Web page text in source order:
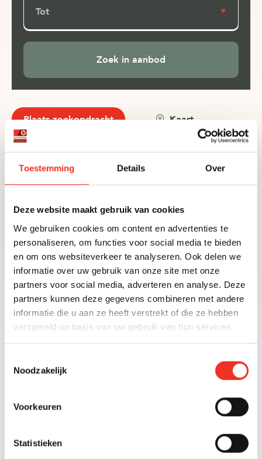
Toestemming Details Over
Deze website maakt gebruik van cookies
We gebruiken cookies om content en advertenties te
personaliseren, om functies voor social media te bieden
en om ons websiteverkeer te analyseren. Ook delen we
informatie over uw gebruik van onze site met onze
partners voor social media, adverteren en analyse. Deze
partners kunnen deze gegevens combineren met andere
informatie die u aan ze heeft verstrekt of die ze hebben
verzameld op basis van uw gebruik van hun services.
Noodzakelijk
Voorkeuren
Statistieken
Tot
Plaats zoekopdracht Kaart
ONZE VESTIGINGEN
Delft
Noordeinde 51
2611 KG Delft
015 204 92 42
delft@olsthoornmakelaars.nl
Johannes Bildersstraat 87
070 308 46 54
haagsehout@olsthoornmakelaars.nl
Den Haag | Vruchtenbuurt